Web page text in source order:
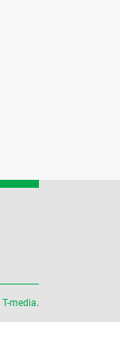
T-media.